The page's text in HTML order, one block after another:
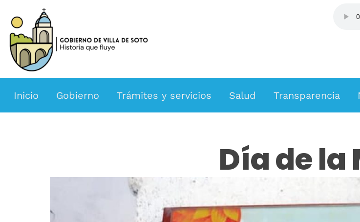
Inicio Gobierno Trámites y servicios Salud Transparencia
Día de la